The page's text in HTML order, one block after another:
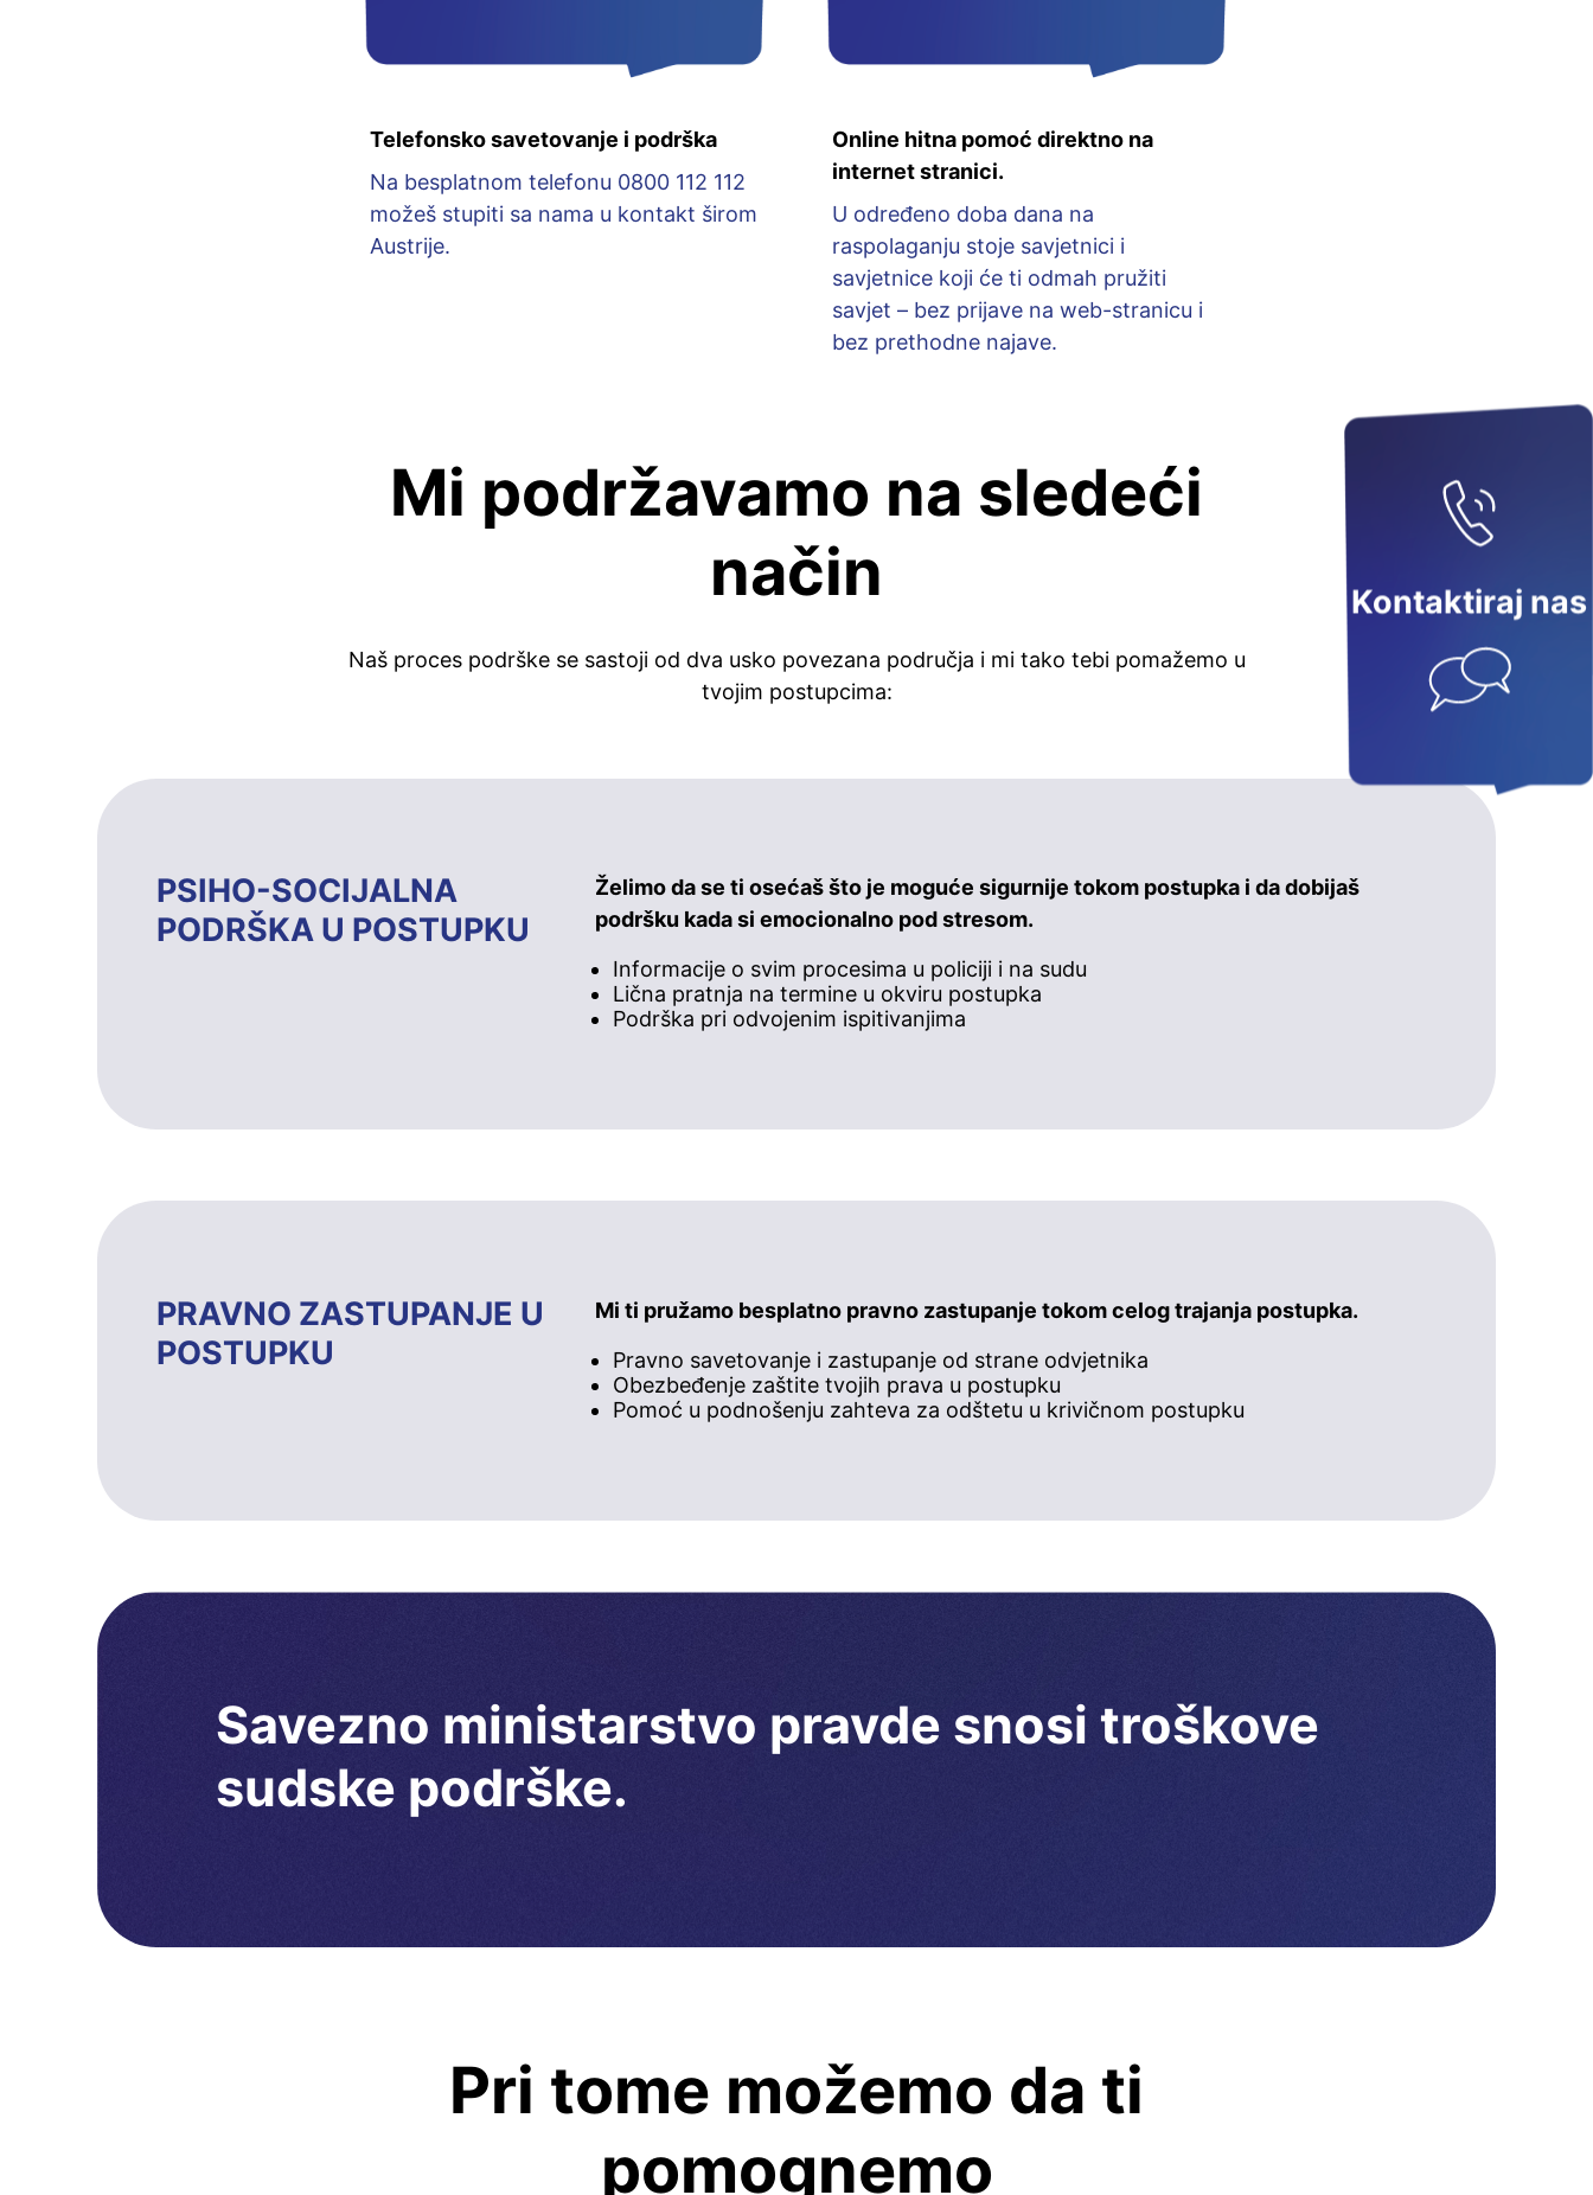
Kontaktiraj nas
Telefonsko savetovanje i podrška
Na besplatnom telefonu 0800 112 112
možeš stupiti sa nama u kontakt širom
Austrije.
Online hitna pomoć direktno na
internet stranici.
U određeno doba dana na
raspolaganju stoje savjetnici i
savjetnice koji će ti odmah pružiti
savjet – bez prijave na web-stranicu i
bez prethodne najave.
Mi podržavamo na sledeći
način
Naš proces podrške se sastoji od dva usko povezana područja i mi tako tebi pomažemo u
tvojim postupcima:
PSIHO-SOCIJALNA
PODRŠKA U POSTUPKU
Želimo da se ti osećaš što je moguće sigurnije tokom postupka i da dobijaš
podršku kada si emocionalno pod stresom.
Informacije o svim procesima u policiji i na sudu
Lična pratnja na termine u okviru postupka
Podrška pri odvojenim ispitivanjima
PRAVNO ZASTUPANJE U
POSTUPKU
Mi ti pružamo besplatno pravno zastupanje tokom celog trajanja postupka.
Pravno savetovanje i zastupanje od strane odvjetnika
Obezbeđenje zaštite tvojih prava u postupku
Pomoć u podnošenju zahteva za odštetu u krivičnom postupku
Savezno ministarstvo pravde snosi troškove
sudske podrške.
Pri tome možemo da ti
pomognemo